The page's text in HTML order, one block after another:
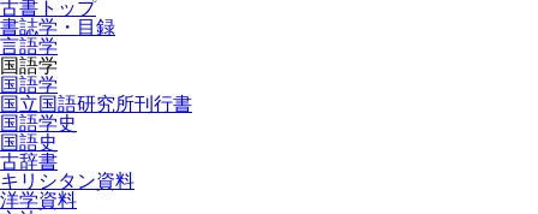
古書トップ
書誌学・目録
言語学
国語学
国語学
国立国語研究所刊行書
国語学史
国語史
古辞書
キリシタン資料
洋学資料